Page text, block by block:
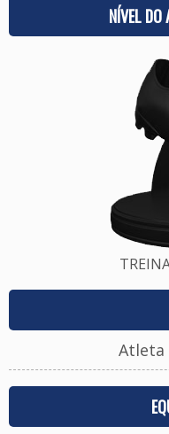
NÍVEL
Atleta